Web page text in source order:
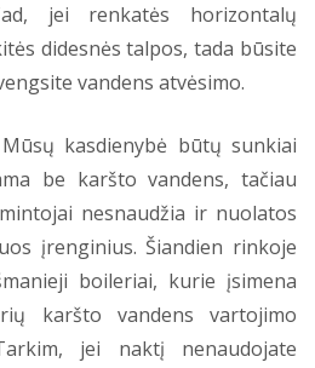
jei renkatės horizontalų
didesnės talpos, tada būsite
vandens atvėsimo.
kasdienybė būtų sunkiai
be karšto vandens, tačiau
nesnaudžia ir nuolatos
įrenginius. Šiandien rinkoje
boileriai, kurie įsimena
karšto vandens vartojimo
jei naktį nenaudojate